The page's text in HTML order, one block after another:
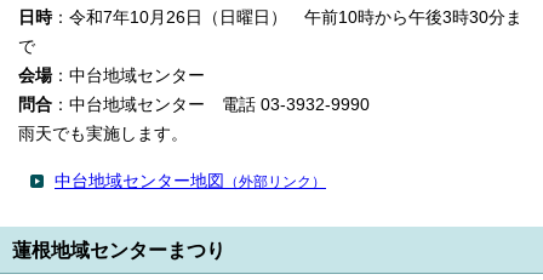
日時：令和7年10月26日（日曜日） 午前10時から午後3時30分ま
で
会場：中台地域センター
問合 ：中台地域センター 電話 03-3932-9990
雨天でも実施します。
中台地域センター地図 （外部リンク）
蓮根地域センターまつり